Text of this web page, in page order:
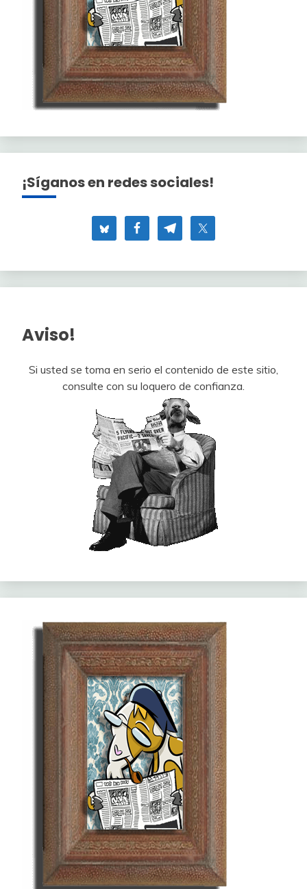
¡Síganos en redes sociales!
Aviso!
Si usted se toma en serio el contenido de este sitio,
consulte con su loquero de confianza.